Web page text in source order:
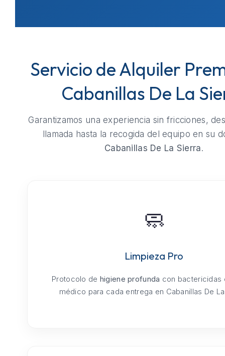
Servicio de Alquiler
Cabanillas De La
Garantizamos una experiencia sin fricciones,
llamada hasta la recogida del equipo en su
Cabanillas De La Sierra.
🧼
Limpieza Pro
Protocolo de higiene profunda con bactericidas
médico para cada entrega en Cabanillas De